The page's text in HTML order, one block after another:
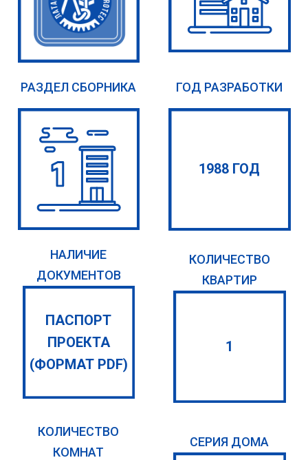
РАЗДЕЛ СБОРНИКА ГОД РАЗРАБОТКИ
1988 ГОД
НАЛИЧИЕ
ДОКУМЕНТОВ
ПАСПОРТ
ПРОЕКТА
(ФОРМАТ PDF)
КОЛИЧЕСТВО
КВАРТИР
1
КОЛИЧЕСТВО
КОМНАТ
СЕРИЯ ДОМА